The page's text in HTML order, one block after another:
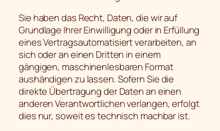
Sie haben das Recht, Daten, die wir auf
Grundlage Ihrer Einwilligung oder in Erfüllung
eines Vertragsautomatisiert verarbeiten, an
sich oder an einen Dritten in einem
gängigen, maschinenlesbaren Format
aushändigen zu lassen. Sofern Sie die
direkte Übertragung der Daten an einen
anderen Verantwortlichen verlangen, erfolgt
dies nur, soweit es technisch machbar ist.